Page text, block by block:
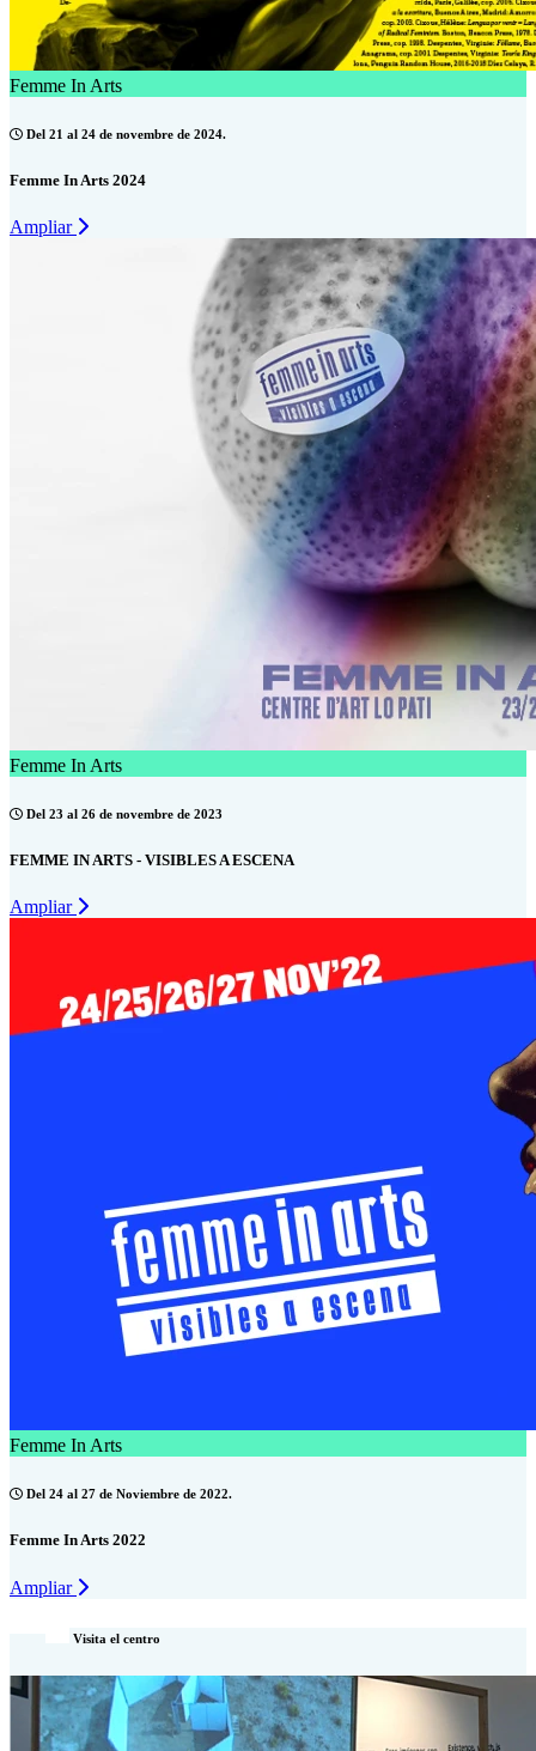
Femme In Arts
Del 21 al 24 de novembre de 2024.
Femme In Arts 2024
Ampliar
Femme In Arts
Del 23 al 26 de novembre de 2023
FEMME IN ARTS - VISIBLES A ESCENA
Ampliar
Femme In Arts
Del 24 al 27 de Noviembre de 2022.
Femme In Arts 2022
Ampliar
Visita el centro